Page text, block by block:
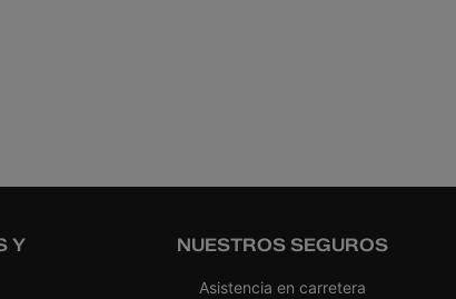
Y
NUESTROS SEGUROS
Asistencia en carretera